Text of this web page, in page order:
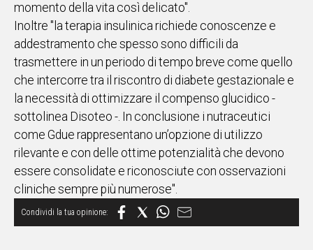
momento della vita così delicato".
Inoltre "la terapia insulinica richiede conoscenze e
addestramento che spesso sono difficili da
trasmettere in un periodo di tempo breve come quello
che intercorre tra il riscontro di diabete gestazionale e
la necessità di ottimizzare il compenso glucidico -
sottolinea Disoteo -. In conclusione i nutraceutici
come Gdue rappresentano un’opzione di utilizzo
rilevante e con delle ottime potenzialità che devono
essere consolidate e riconosciute con osservazioni
cliniche sempre più numerose".